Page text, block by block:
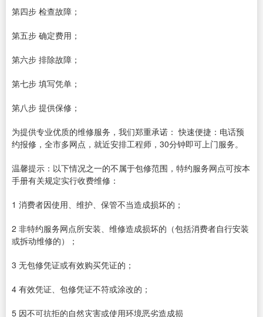
第四步 检查故障；
第五步 确定费用；
第六步 排除故障；
第七步 填写凭单；
第八步 提供保修；
为提供专业优质的维修服务，我们郑重承诺： 快速便捷：电话预
约报修，全市多网点，就近安排工程师，30分钟即可上门服务。
温馨提示：以下情况之一的不属于包修范围，特约服务网点可按本
手册有关规定实行收费维修：
1 消费者因使用、维护、保管不当造成损坏的；
2 非特约服务网点所安装、维修造成损坏的（包括消费者自行安装
或拆动维修的）；
3 无包修凭证或有效购买凭证的；
4 有效凭证、包修凭证不符或涂改的；
5 因不可抗拒的自然灾害或使用环境恶劣造成损